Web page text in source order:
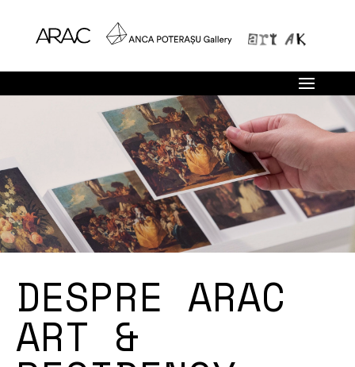
DESPRE ARAC
ART &